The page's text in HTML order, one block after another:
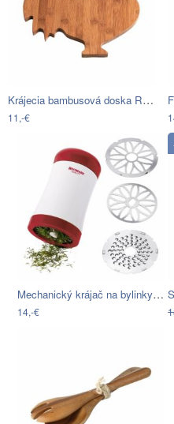
Krájecia bambusová doska Rooster
11,-€
Mechanický krájač na bylinky Westmark…
14,-€